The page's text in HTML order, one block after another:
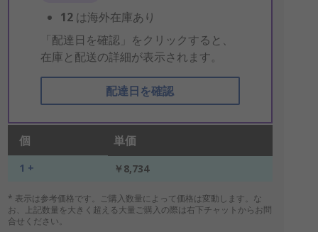
12 は海外在庫あり
「配達日を確認」をクリックすると、
在庫と配送の詳細が表示されます。
配達日を確認
個 単価
1 + ￥8,734
* 表示は参考価格です。ご購入数量によって価格は変動します。な
お、上記数量を大きく超える大量ご購入の際は右下チャットからお問
合せください。